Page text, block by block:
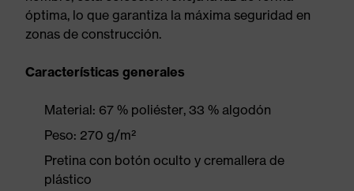
óptima, lo que garantiza la máxima seguridad en
zonas de construcción.
Características generales
Material: 67 % poliéster, 33 % algodón
Peso: 270 g/m²
Pretina con botón oculto y cremallera de
plástico